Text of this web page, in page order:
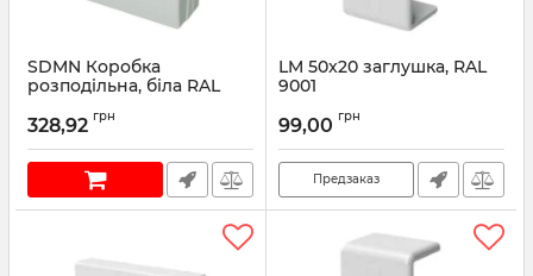
SDMN Коробка
розподільна, біла RAL
Артикул: 00677
328,92 грн
LM 50x20 заглушка, RAL
9001
99,00 грн
Предзаказ